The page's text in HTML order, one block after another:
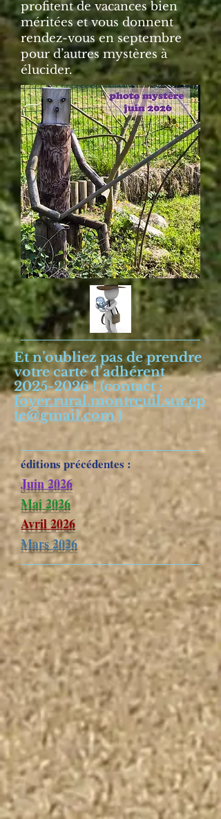
profitent de vacances bien
méritées et vous donnent
rendez-vous en septembre
pour d’autres mystères à
élucider.
Et n’oubliez pas de prendre
votre carte d’adhérent
2025-2026! (contact :
foyer.rural.montreuil.sur.ep
te@gmail.com )
éditions précédentes :
Juin 2026
Mai 2026
Avril 2026
Mars 2026